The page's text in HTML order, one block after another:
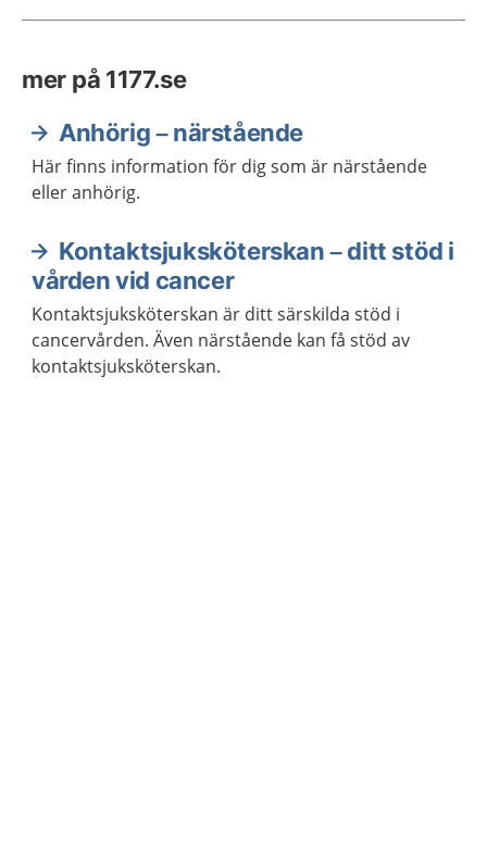
mer på 1177.se
Anhörig – närstående
Här finns information för dig som är närstående
eller anhörig.
Kontaktsjuksköterskan – ditt stöd i
vården vid cancer
Kontaktsjuksköterskan är ditt särskilda stöd i
cancervården. Även närstående kan få stöd av
kontaktsjuksköterskan.